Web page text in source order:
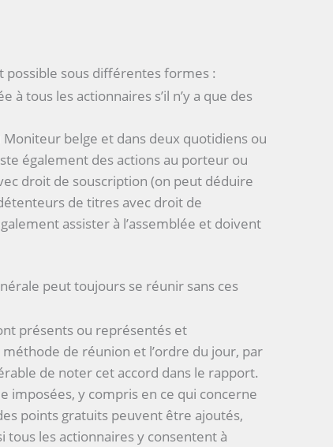
possible sous différentes formes :
à tous les actionnaires s’il n’y a que des
Moniteur belge et dans deux quotidiens ou
également des actions au porteur ou
droit de souscription (on peut déduire
de titres avec droit de
assister à l’assemblée et doivent
peut toujours se réunir sans ces
présents ou représentés et
méthode de réunion et l’ordre du jour, par
de noter cet accord dans le rapport.
imposées, y compris en ce qui concerne
points gratuits peuvent être ajoutés,
tous les actionnaires y consentent à